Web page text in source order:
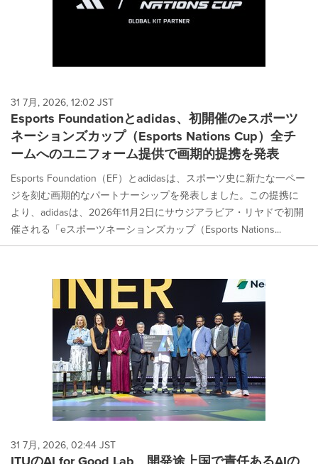
31 7月, 2026, 12:02 JST
Esports Foundationとadidas、初開催のeスポーツ
ネーションズカップ（Esports Nations Cup）全チ
ームへのユニフォーム提供で画期的提携を発表
Esports Foundation（EF）とadidasは、スポーツ史に新たな一ペー
ジを刻む画期的なパートナーシップを発表しました。この提携に
より、adidasは、2026年11月2日にサウジアラビア・リヤドで初開
催される「eスポーツネーションズカップ（Esports Nations...
31 7月, 2026, 02:44 JST